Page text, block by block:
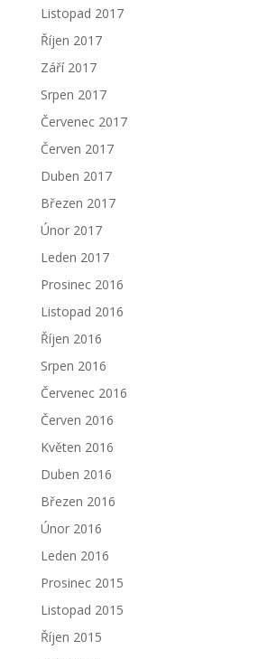
Listopad 2017
Říjen 2017
Září 2017
Srpen 2017
Červenec 2017
Červen 2017
Duben 2017
Březen 2017
Únor 2017
Leden 2017
Prosinec 2016
Listopad 2016
Říjen 2016
Srpen 2016
Červenec 2016
Červen 2016
Květen 2016
Duben 2016
Březen 2016
Únor 2016
Leden 2016
Prosinec 2015
Listopad 2015
Říjen 2015